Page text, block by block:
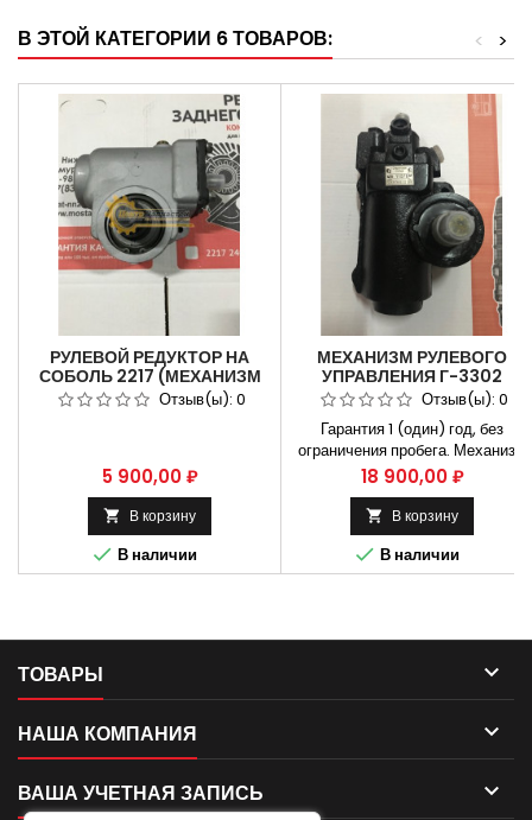
В ЭТОЙ КАТЕГОРИИ 6 ТОВАРОВ: >
<
РУЛЕВОЙ РЕДУКТОР НА
СОБОЛЬ 2217 (МЕХАНИЗМ
РУЛЕВОЙ ДЛЯ
АВТОМОБИЛЯ ГАЗ) 3302-
Отзыв(ы): 0
Цена
5 900,00 ₽
 В корзину
 В наличии
МЕХАНИЗМ РУЛЕВОГО
УПРАВЛЕНИЯ Г-3302
ШНКФ453461.123
Отзыв(ы): 0
Гарантия 1 (один) год, без
ограничения пробега. Механизм
рулевого управления Г-3302
ШНКФ453461.123 Применяется
на автомобилях газ 3302 , газ
2217 , газель бизнес Не
требующая установки на СТО.
Способы оплаты Безналичный
Н.Новгород. Владимир и
Цена
18 900,00 ₽
 В корзину
 В наличии
ТОВАРЫ 
НАША КОМПАНИЯ 
ВАША УЧЕТНАЯ ЗАПИСЬ 